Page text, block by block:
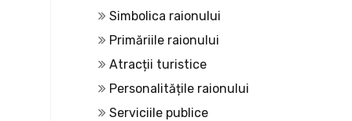
Simbolica raionului
Primăriile raionului
Atracții turistice
Personalitățile raionului
Serviciile publice